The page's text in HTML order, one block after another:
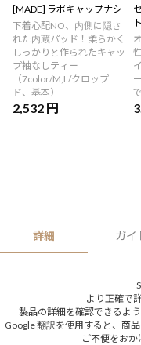
[MADE] ラポキャップナシ
下着心配NO、内側に隠さ
れた内蔵パッド！柔らかく
しっかりと作られたキャッ
プ袖なしティー
（7color/M,L/クロップ
ド、基本）
2,532 円
ト
詳細 ガイ
より正確で
製品の詳細を確認できるよ
Google 翻訳を使用すると、商
ご不便をおか